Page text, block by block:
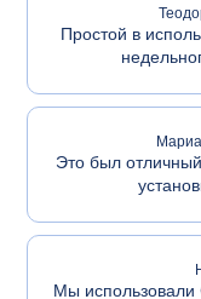
Простой в
Это был
Мы использовали